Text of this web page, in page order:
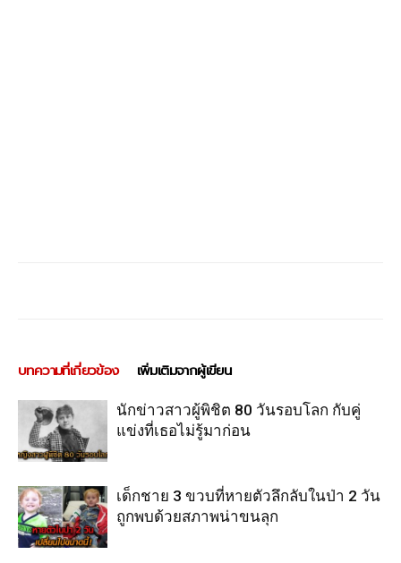
บทความที่เกี่ยวข้อง เพิ่มเติมจากผู้เขียน
นักข่าวสาวผู้พิชิต 80 วันรอบโลก กับคู่
แข่งที่เธอไม่รู้มาก่อน
เด็กชาย 3 ขวบที่หายตัวลึกลับในป่า 2 วัน
ถูกพบด้วยสภาพน่าขนลุก